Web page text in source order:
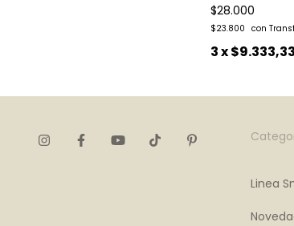
$28.000
$23.800
3x$9.333,33
Linea